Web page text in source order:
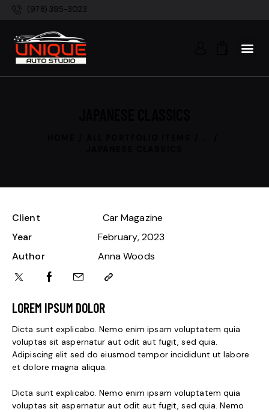
(978) 395-3023
Client
Car Magazine
Year
February, 2023
Author
Anna Woods
LOREM IPSUM DOLOR
Dicta sunt explicabo. Nemo enim ipsam voluptatem quia
voluptas sit aspernatur aut odit aut fugit, sed quia.
Adipiscing elit sed do eiusmod tempor incididunt ut labore
et dolore magna aliqua.
Dicta sunt explicabo. Nemo enim ipsam voluptatem quia
voluptas sit aspernatur aut odit aut fugit, sed quia. Nemo